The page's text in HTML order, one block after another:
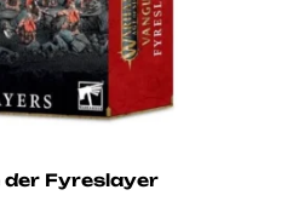
Fyreslayer